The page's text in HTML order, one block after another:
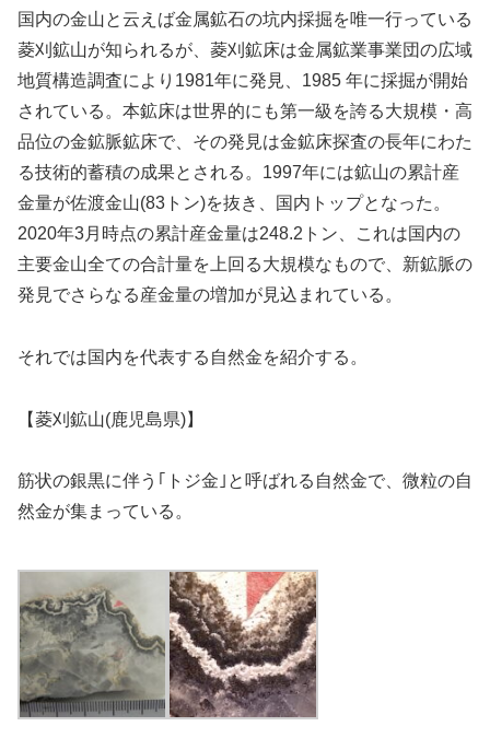
国内の金山と云えば金属鉱石の坑内採掘を唯一行っている
菱刈鉱山が知られるが、菱刈鉱床は金属鉱業事業団の広域
地質構造調査により1981年に発見、1985 年に採掘が開始
されている。本鉱床は世界的にも第一級を誇る大規模・高
品位の金鉱脈鉱床で、その発見は金鉱床探査の長年にわた
る技術的蓄積の成果とされる。1997年には鉱山の累計産
金量が佐渡金山(83トン)を抜き、国内トップとなった。
2020年3月時点の累計産金量は248.2トン、これは国内の
主要金山全ての合計量を上回る大規模なもので、新鉱脈の
発見でさらなる産金量の増加が見込まれている。
それでは国内を代表する自然金を紹介する。
【菱刈鉱山(鹿児島県)】
筋状の銀黒に伴う｢トジ金｣と呼ばれる自然金で、微粒の自
然金が集まっている。